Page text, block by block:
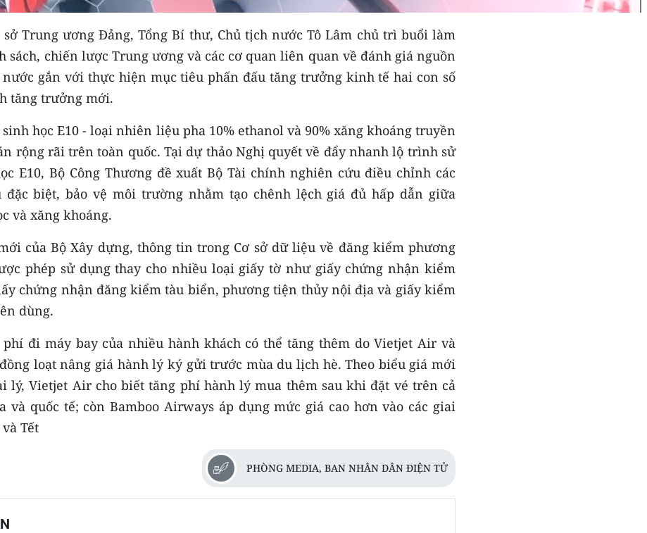
sở Trung ương Đảng, Tổng Bí thư, Chủ tịch nước Tô Lâm chủ trì buổi làm
sách, chiến lược Trung ương và các cơ quan liên quan về đánh giá nguồn
gắn với thực hiện mục tiêu phấn đấu tăng trưởng kinh tế hai con số
tăng trưởng mới.
học E10 - loại nhiên liệu pha 10% ethanol và 90% xăng khoáng truyền
rộng rãi trên toàn quốc. Tại dự thảo Nghị quyết về đẩy nhanh lộ trình sử
E10, Bộ Công Thương đề xuất Bộ Tài chính nghiên cứu điều chỉnh các
biệt, bảo vệ môi trường nhằm tạo chênh lệch giá đủ hấp dẫn giữa
và xăng khoáng.
của Bộ Xây dựng, thông tin trong Cơ sở dữ liệu về đăng kiểm phương
phép sử dụng thay cho nhiều loại giấy tờ như giấy chứng nhận kiểm
chứng nhận đăng kiểm tàu biển, phương tiện thủy nội địa và giấy kiểm
dùng.
phí đi máy bay của nhiều hành khách có thể tăng thêm do Vietjet Air và
loạt nâng giá hành lý ký gửi trước mùa du lịch hè. Theo biểu giá mới
lý, Vietjet Air cho biết tăng phí hành lý mua thêm sau khi đặt vé trên cả
và quốc tế; còn Bamboo Airways áp dụng mức giá cao hơn vào các giai
Tết
PHÒNG MEDIA, BAN NHÂN DÂN ĐIỆN TỬ